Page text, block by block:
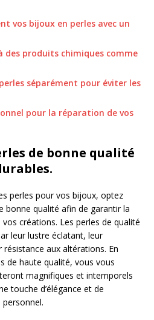
vos bijoux en perles avec un
des produits chimiques comme
séparément pour éviter les
pour la réparation de vos
de bonne qualité
perles pour vos bijoux, optez
bonne qualité afin de garantir la
créations. Les perles de qualité
leur lustre éclatant, leur
aux altérations. En
de haute qualité, vous vous
magnifiques et intemporels
touche d’élégance et de